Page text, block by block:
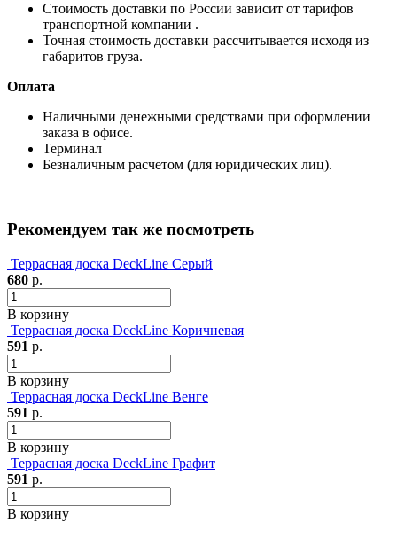
Стоимость доставки по России зависит от тарифов
транспортной компании .
Точная стоимость доставки рассчитывается исходя из
габаритов груза.
Оплата
Наличными денежными средствами при оформлении
заказа в офисе.
Терминал
Безналичным расчетом (для юридических лиц).
Рекомендуем так же посмотреть
Террасная доска DeckLine Серый
680 р.
В корзину
Террасная доска DeckLine Коричневая
591 р.
В корзину
Террасная доска DeckLine Венге
591 р.
В корзину
Террасная доска DeckLine Графит
591 р.
В корзину